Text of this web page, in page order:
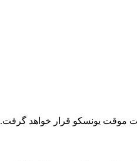
موقت یونسکو قرار خواهد گرفت.